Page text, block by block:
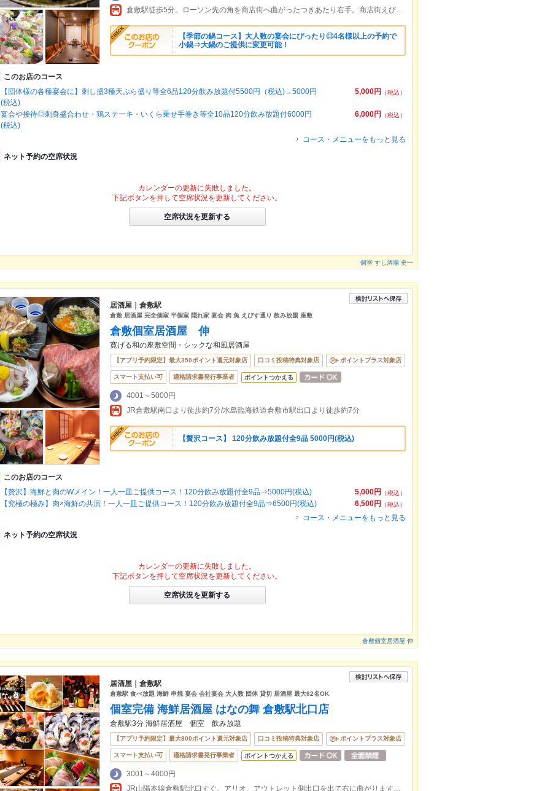
倉敷駅徒歩5分。ローソン先の角を商店街へ曲がったつきあたり右手。商店街えびす通り内
【季節の鍋コース】大人数の宴会にぴったり◎4名様以上の予約で
小鍋⇒大鍋のご提供に変更可能！
このお店のコース
5,000円
（税込）
【団体様の各種宴会に】刺し盛3種天ぷら盛り等全6品120分飲み放題付5500円（税込)→5000円
(税込)
6,000円
（税込）
宴会や接待◎刺身盛合わせ・鶏ステーキ・いくら乗せ手巻き等全10品120分飲み放題付6000円
(税込)
コース・メニューをもっと見る
ネット予約の空席状況
カレンダーの更新に失敗しました。
下記ボタンを押して空席状況を更新してください。
空席状況を更新する
個室 すし酒場 史一
居酒屋｜倉敷駅
倉敷 居酒屋 完全個室 半個室 隠れ家 宴会 肉 魚 えびす通り 飲み放題 座敷
倉敷個室居酒屋 伸
寛げる和の座敷空間・シックな和風居酒屋
【アプリ予約限定】最大350ポイント還元対象店 口コミ投稿特典対象店 ポイントプラス対象店
スマート支払い可 適格請求書発行事業者 ポイントつかえる
4001～5000円
JR倉敷駅南口より徒歩約7分/水島臨海鉄道倉敷市駅出口より徒歩約7分
【贅沢コース】 120分飲み放題付全9品 5000円(税込)
このお店のコース
5,000円
（税込）
【贅沢】海鮮と肉のWメイン！一人一皿ご提供コース！120分飲み放題付全9品⇒5000円(税込)
6,500円
（税込）
【究極の極み】肉×海鮮の共演！一人一皿ご提供コース！120分飲み放題付全9品⇒6500円(税込)
コース・メニューをもっと見る
ネット予約の空席状況
カレンダーの更新に失敗しました。
下記ボタンを押して空席状況を更新してください。
空席状況を更新する
倉敷個室居酒屋 伸
居酒屋｜倉敷駅
倉敷駅 食べ放題 海鮮 串焼 宴会 会社宴会 大人数 団体 貸切 居酒屋 最大62名OK
個室完備 海鮮居酒屋 はなの舞 倉敷駅北口店
倉敷駅3分 海鮮居酒屋 個室 飲み放題
【アプリ予約限定】最大800ポイント還元対象店 口コミ投稿特典対象店 ポイントプラス対象店
スマート支払い可 適格請求書発行事業者 ポイントつかえる
3001～4000円
JR山陽本線倉敷駅北口すぐ。アリオ、アウトレット側出口を出て右に曲がります。マツダパーキングの中の1階にあります。